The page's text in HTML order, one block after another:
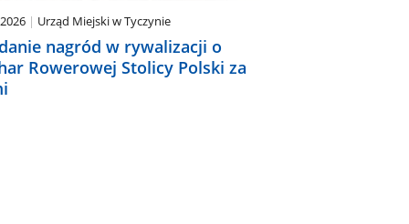
Urząd Miejski w Tyczynie
nagród w rywalizacji o
Rowerowej Stolicy Polski za